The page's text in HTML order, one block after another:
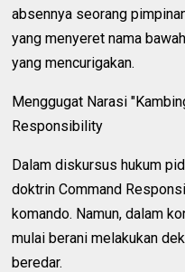
absennya seorang
yang menyeret nama
yang mencurigakan.
Menggugat Narasi
Responsibility
Dalam diskursus hukum
doktrin Command
komando. Namun, dalam
mulai berani melakukan
beredar.